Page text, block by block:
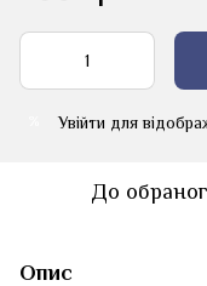
Увійти для
До
Опис